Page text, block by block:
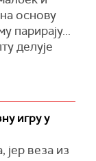
основу
парирају...
делује
игру у
веза из